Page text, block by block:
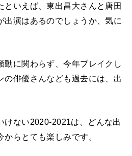
といえば、東出昌大さんと唐田
出演はあるのでしょうか、気に
動に関わらず、今年ブレイクし
の俳優さんなども過去には、出
けない2020-2021は、どんな出
らとても楽しみです。